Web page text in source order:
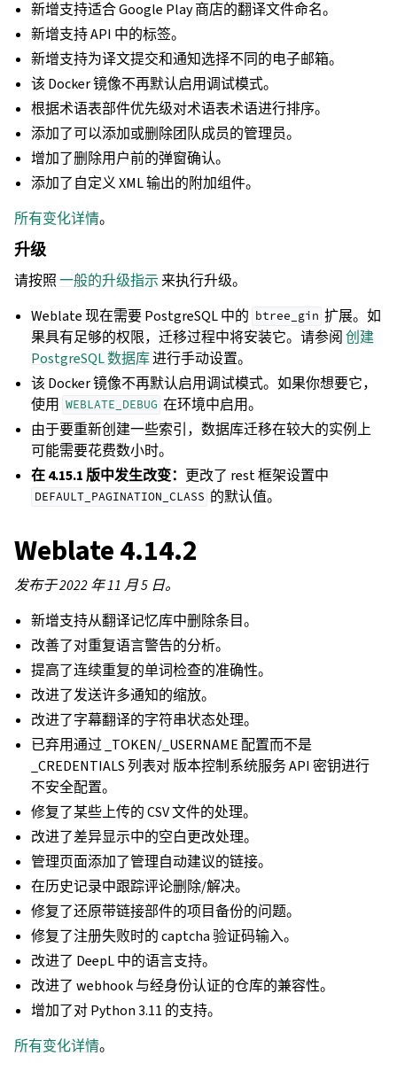
新增支持适合 Google Play 商店的翻译文件命名。
新增支持 API 中的标签。
新增支持为译文提交和通知选择不同的电子邮箱。
该 Docker 镜像不再默认启用调试模式。
根据术语表部件优先级对术语表术语进行排序。
添加了可以添加或删除团队成员的管理员。
增加了删除用户前的弹窗确认。
添加了自定义 XML 输出的附加组件。
所有变化详情。
升级
请按照一般的升级指示 来执行升级。
Weblate 现在需要 PostgreSQL 中的 btree_gin 扩展。如
果具有足够的权限，迁移过程中将安装它。请参阅创建
PostgreSQL 数据库进行手动设置。
该 Docker 镜像不再默认启用调试模式。如果你想要它，
使用 WEBLATE_DEBUG 在环境中启用。
由于要重新创建一些索引，数据库迁移在较大的实例上
可能需要花费数小时。
在 4.15.1 版中发生改变： 更改了 rest 框架设置中
DEFAULT_PAGINATION_CLASS 的默认值。
Weblate 4.14.2
发布于 2022 年 11 月 5 日。
新增支持从翻译记忆库中删除条目。
改善了对重复语言警告的分析。
提高了连续重复的单词检查的准确性。
改进了发送许多通知的缩放。
改进了字幕翻译的字符串状态处理。
已弃用通过 _TOKEN/_USERNAME 配置而不是
_CREDENTIALS 列表对 版本控制系统服务 API 密钥进行
不安全配置。
修复了某些上传的 CSV 文件的处理。
改进了差异显示中的空白更改处理。
管理页面添加了管理自动建议的链接。
在历史记录中跟踪评论删除/解决。
修复了还原带链接部件的项目备份的问题。
修复了注册失败时的 captcha 验证码输入。
改进了 DeepL 中的语言支持。
改进了 webhook 与经身份认证的仓库的兼容性。
增加了对 Python 3.11 的支持。
所有变化详情。